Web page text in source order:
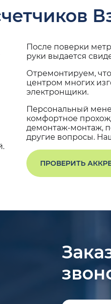
После поверки
руки выдается
Отремонтируем,
центром многих
электронщики.
Персональный
комфортное
демонтаж-монтаж,
другие вопросы.
ПРОВЕРИТЬ